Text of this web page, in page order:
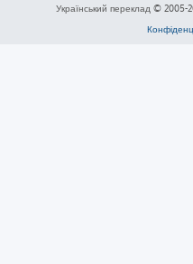
Український переклад © 2005-